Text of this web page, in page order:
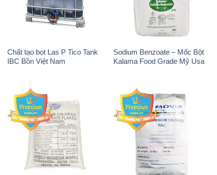
Chất tạo bọt Las P Tico Tank
IBC Bồn Việt Nam
Sodium Benzoate – Mốc Bột
Kalama Food Grade Mỹ Usa